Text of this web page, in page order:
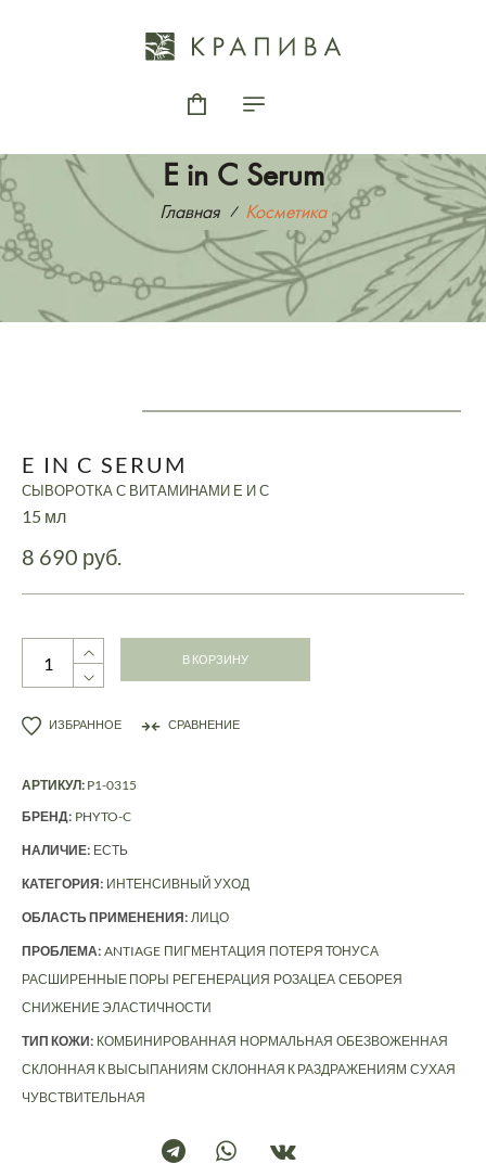
E in C Serum
Главная Косметика
E IN C SERUM
СЫВОРОТКА С ВИТАМИНАМИ Е И С
15 мл
8 690 руб.
В КОРЗИНУ
ИЗБРАННОЕ СРАВНЕНИЕ
АРТИКУЛ: P1-0315
БРЕНД: PHYTO-C
НАЛИЧИЕ: ЕСТЬ
КАТЕГОРИЯ: ИНТЕНСИВНЫЙ УХОД
ОБЛАСТЬ ПРИМЕНЕНИЯ: ЛИЦО
ПРОБЛЕМА: ANTIAGE ПИГМЕНТАЦИЯ ПОТЕРЯ ТОНУСА
РАСШИРЕННЫЕ ПОРЫ РЕГЕНЕРАЦИЯ РОЗАЦЕА СЕБОРЕЯ
СНИЖЕНИЕ ЭЛАСТИЧНОСТИ
ТИП КОЖИ: КОМБИНИРОВАННАЯ НОРМАЛЬНАЯ ОБЕЗВОЖЕННАЯ
СКЛОННАЯ К ВЫСЫПАНИЯМ СКЛОННАЯ К РАЗДРАЖЕНИЯМ СУХАЯ
ЧУВСТВИТЕЛЬНАЯ